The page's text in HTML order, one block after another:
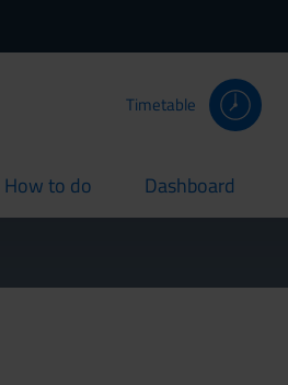
Timetable
How to do
current Dashboard
current